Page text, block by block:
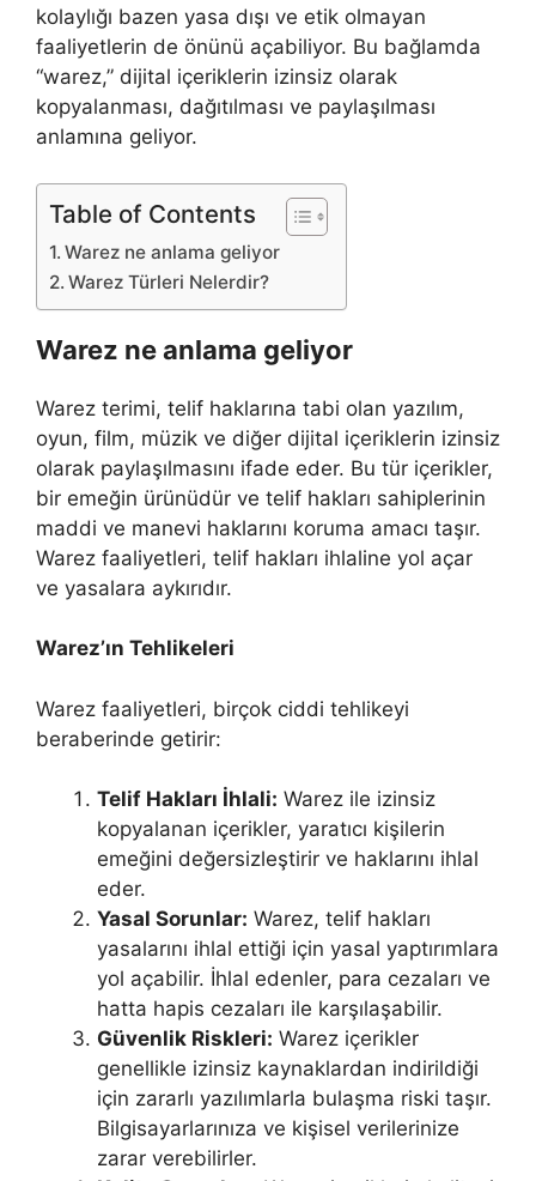
kolaylığı bazen yasa dışı ve etik olmayan
faaliyetlerin de önünü açabiliyor. Bu bağlamda
“warez,” dijital içeriklerin izinsiz olarak
kopyalanması, dağıtılması ve paylaşılması
anlamına geliyor.
Table of Contents
Warez ne anlama geliyor
Warez Türleri Nelerdir?
Warez ne anlama geliyor
Warez terimi, telif haklarına tabi olan yazılım,
oyun, film, müzik ve diğer dijital içeriklerin izinsiz
olarak paylaşılmasını ifade eder. Bu tür içerikler,
bir emeğin ürünüdür ve telif hakları sahiplerinin
maddi ve manevi haklarını koruma amacı taşır.
Warez faaliyetleri, telif hakları ihlaline yol açar
ve yasalara aykırıdır.
Warez’ın Tehlikeleri
Warez faaliyetleri, birçok ciddi tehlikeyi
beraberinde getirir:
Telif Hakları İhlali: Warez ile izinsiz
kopyalanan içerikler, yaratıcı kişilerin
emeğini değersizleştirir ve haklarını ihlal
eder.
Yasal Sorunlar: Warez, telif hakları
yasalarını ihlal ettiği için yasal yaptırımlara
yol açabilir. İhlal edenler, para cezaları ve
hatta hapis cezaları ile karşılaşabilir.
Güvenlik Riskleri: Warez içerikler
genellikle izinsiz kaynaklardan indirildiği
için zararlı yazılımlarla bulaşma riski taşır.
Bilgisayarlarınıza ve kişisel verilerinize
zarar verebilirler.